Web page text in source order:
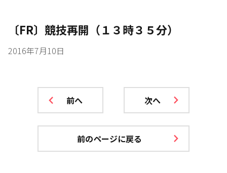
〔FR〕競技再開（１３時３５分）
2016年7月10日
前へ 次へ
前のページに戻る